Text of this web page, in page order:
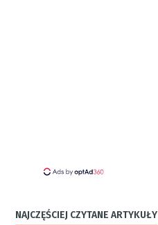
NAJCZĘŚCIEJ CZYTANE ARTYKUŁY